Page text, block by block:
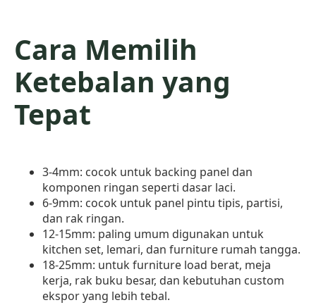
Cara Memilih
Ketebalan yang
Tepat
3-4mm: cocok untuk backing panel dan
komponen ringan seperti dasar laci.
6-9mm: cocok untuk panel pintu tipis, partisi,
dan rak ringan.
12-15mm: paling umum digunakan untuk
kitchen set, lemari, dan furniture rumah tangga.
18-25mm: untuk furniture load berat, meja
kerja, rak buku besar, dan kebutuhan custom
ekspor yang lebih tebal.